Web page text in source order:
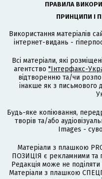
ПРАВИЛА
ПРИНЦИПИ І
Використання матеріалів
інтернет-видань -
Всі матеріали, які
агентство "Інтерфакс-
відтворенню та/чи
інакше як з письмового
Будь-яке копіювання,
творів та/або
Images -
Матеріали з плашкою
ПОЗИЦІЯ є рекламними та
Редакція може не
Матеріали з плашкою